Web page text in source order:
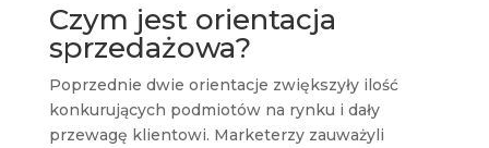
Czym jest orientacja
sprzedażowa?
Poprzednie dwie orientacje zwiększyły ilość
konkurujących podmiotów na rynku i dały
przewagę klientowi. Marketerzy zauważyli